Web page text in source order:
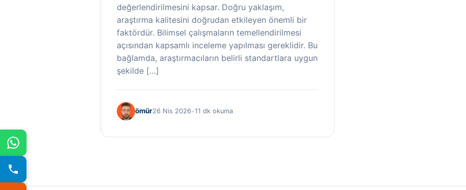
değerlendirilmesini kapsar. Doğru yaklaşım,
araştırma kalitesini doğrudan etkileyen önemli bir
faktördür. Bilimsel çalışmaların temellendirilmesi
açısından kapsamlı inceleme yapılması gereklidir. Bu
bağlamda, araştırmacıların belirli standartlara uygun
şekilde […]
ömür26 Nis 2026 •11 dk okuma